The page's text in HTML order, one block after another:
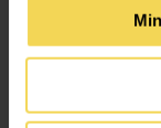
”Egy
HRBEST-